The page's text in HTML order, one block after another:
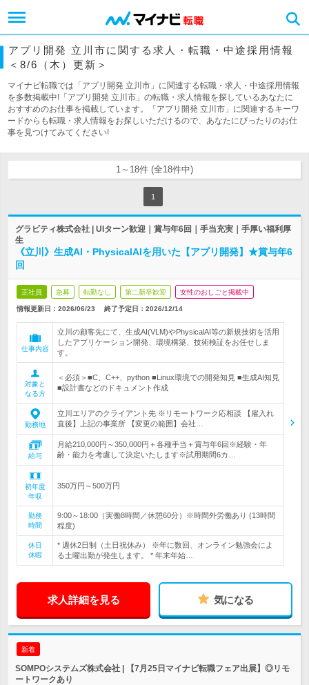
アプリ開発 立川市に関する求人・転職・中途採用情報
＜8/6（木）更新＞
マイナビ転職では「アプリ開発 立川市」に関連する転職・求人・中途採用情報
を多数掲載中!「アプリ開発 立川市」の転職・求人情報を探しているあなたに
おすすめのお仕事を掲載しています。「アプリ開発 立川市」に関連するキーワ
ードからも転職・求人情報をお探しいただけるので、あなたにぴったりのお仕
事を見つけてみてください!
1～18件 (全18件中)
1
グラビティ株式会社 | UIターン歓迎｜賞与年6回｜手当充実｜手厚い福利厚
生
《立川》生成AI・PhysicalAIを用いた【アプリ開発】★賞与年6
回
正社員 急募 転勤なし 第二新卒歓迎 女性のおしごと掲載中
情報更新日：2026/06/23 終了予定日： 2026/12/14
仕事内容
立川の顧客先にて、生成AI(VLM)やPhysicalAI等の新規技術を活用
したアプリケーション開発、環境構築、技術検証をお任せしま
す。
対象と
なる方
＜必須＞■C、C++、python ■Linux環境での開発知見 ■生成AI知見
■設計書などのドキュメント作成
勤務地
立川エリアのクライアント先 ※リモートワーク応相談 【雇入れ
直後】上記の事業所 【変更の範囲】会社…
給与
月給210,000円～350,000円＋各種手当＋賞与年6回※経験・年
齢・能力を考慮して決定いたします※試用期間6カ…
初年度
年収
350万円～500万円
勤務
時間
9:00～18:00（実働8時間／休憩60分）※時間外労働あり (13時間
程度)
休日
休暇
* 週休2日制（土日祝休み） ※年に数回、オンライン勉強会によ
る土曜出勤が発生します。 * 年末年始…
求人詳細を見る 気になる
新着
SOMPOシステムズ株式会社 | 【7月25日マイナビ転職フェア出展】◎リモ
ートワークあり